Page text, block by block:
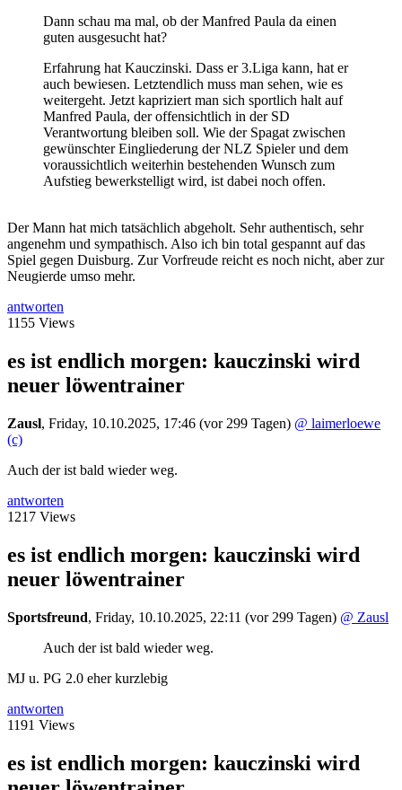
Dann schau ma mal, ob der Manfred Paula da einen
guten ausgesucht hat?
Erfahrung hat Kauczinski. Dass er 3.Liga kann, hat er
auch bewiesen. Letztendlich muss man sehen, wie es
weitergeht. Jetzt kapriziert man sich sportlich halt auf
Manfred Paula, der offensichtlich in der SD
Verantwortung bleiben soll. Wie der Spagat zwischen
gewünschter Eingliederung der NLZ Spieler und dem
voraussichtlich weiterhin bestehenden Wunsch zum
Aufstieg bewerkstelligt wird, ist dabei noch offen.
Der Mann hat mich tatsächlich abgeholt. Sehr authentisch, sehr
angenehm und sympathisch. Also ich bin total gespannt auf das
Spiel gegen Duisburg. Zur Vorfreude reicht es noch nicht, aber zur
Neugierde umso mehr.
antworten
1155 Views
es ist endlich morgen: kauczinski wird
neuer löwentrainer
Zausl, Friday, 10.10.2025, 17:46 (vor 299 Tagen) @ laimerloewe
(c)
Auch der ist bald wieder weg.
antworten
1217 Views
es ist endlich morgen: kauczinski wird
neuer löwentrainer
Sportsfreund, Friday, 10.10.2025, 22:11 (vor 299 Tagen) @ Zausl
Auch der ist bald wieder weg.
MJ u. PG 2.0 eher kurzlebig
antworten
1191 Views
es ist endlich morgen: kauczinski wird